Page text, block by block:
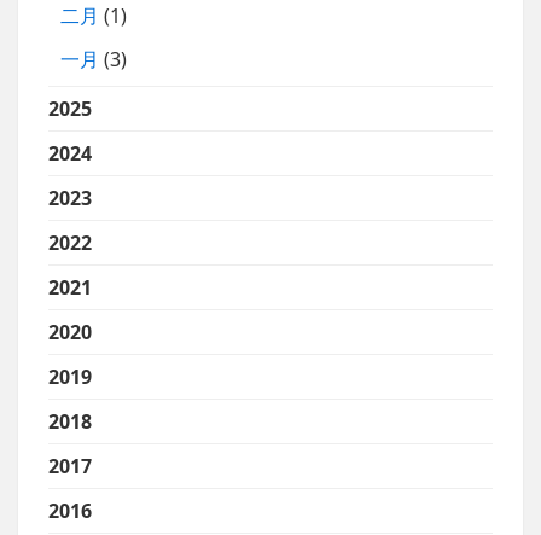
二月 (1)
一月 (3)
2025
2024
2023
2022
2021
2020
2019
2018
2017
2016